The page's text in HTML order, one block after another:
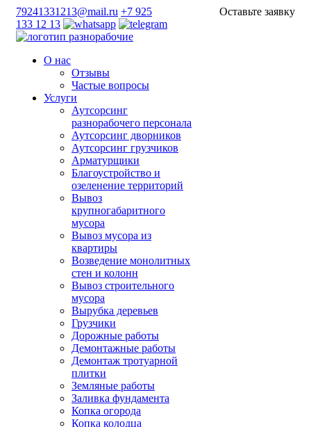
79241331213@mail.ru +7 925
133 12 13
Оставьте заявку
О нас
Отзывы
Частые вопросы
Услуги
Аутсорсинг
разнорабочего персонала
Аутсорсинг дворников
Аутсорсинг грузчиков
Арматурщики
Благоустройство и
озеленение территорий
Вывоз
крупногабаритного
мусора
Вывоз мусора из
квартиры
Возведение монолитных
стен и колонн
Вывоз строительного
мусора
Вырубка деревьев
Грузчики
Дорожные работы
Демонтажные работы
Демонтаж тротуарной
плитки
Земляные работы
Заливка фундамента
Копка огорода
Копка колодца